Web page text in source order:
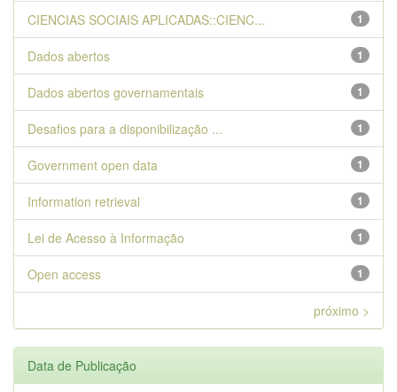
1
CIENCIAS SOCIAIS APLICADAS::CIENC...
1
Dados abertos
1
Dados abertos governamentais
1
Desafios para a disponibilização ...
1
Government open data
1
Information retrieval
1
Lei de Acesso à Informação
1
Open access
próximo >
Data de Publicação